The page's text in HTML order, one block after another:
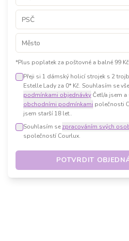
*Plus poplatek za poštovné a balné 99 Kč
Přeji si 1 dámský holicí strojek s 2
Estelle Lady za 0* Kč. Souhlasím se
podmínkami objednávkyČetl/a jsem
obchodními podmínkami polečnosti
jsem starší 18 let..
Souhlasím sezpracováním svých
společností Courlux.
POTVRDIT